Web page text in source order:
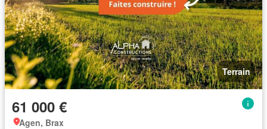
Terrain
61 000 €
Agen, Brax